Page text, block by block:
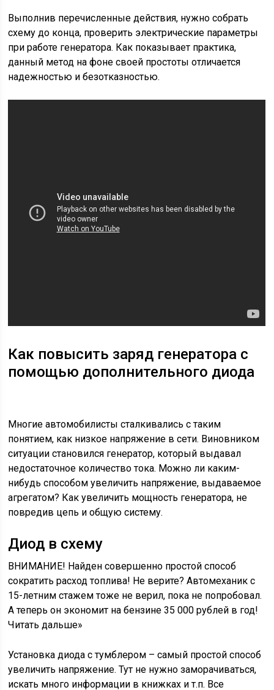
Выполнив перечисленные действия, нужно собрать
схему до конца, проверить электрические параметры
при работе генератора. Как показывает практика,
данный метод на фоне своей простоты отличается
надежностью и безотказностью.
Как повысить заряд генератора с
помощью дополнительного диода
Многие автомобилисты сталкивались с таким
понятием, как низкое напряжение в сети. Виновником
ситуации становился генератор, который выдавал
недостаточное количество тока. Можно ли каким-
нибудь способом увеличить напряжение, выдаваемое
агрегатом? Как увеличить мощность генератора, не
повредив цепь и общую систему.
Диод в схему
ВНИМАНИЕ! Найден совершенно простой способ
сократить расход топлива! Не верите? Автомеханик с
15-летним стажем тоже не верил, пока не попробовал.
А теперь он экономит на бензине 35 000 рублей в год!
Читать дальше»
Установка диода с тумблером – самый простой способ
увеличить напряжение. Тут не нужно заморачиваться,
искать много информации в книжках и т.п. Все